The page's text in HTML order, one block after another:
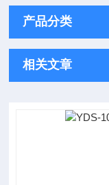
产品分类
相关文章